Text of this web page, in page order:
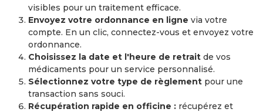
visibles pour un traitement efficace.
Envoyez votre ordonnance en ligne via votre
compte. En un clic, connectez-vous et envoyez votre
ordonnance.
Choisissez la date et l'heure de retrait de vos
médicaments pour un service personnalisé.
Sélectionnez votre type de règlement pour une
transaction sans souci.
Récupération rapide en officine : récupérez et